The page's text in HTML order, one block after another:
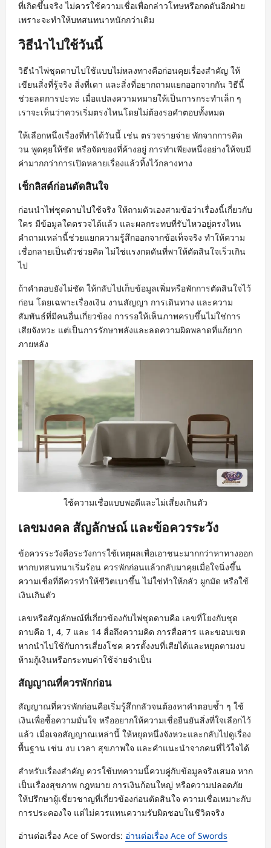
ที่เกิดขึ้นจริง ไม่ควรใช้ความเชื่อเพื่อกล่าวโทษหรือกดดันอีกฝ่าย
เพราะจะทำให้บทสนทนาหนักกว่าเดิม
วิธีนำไปใช้วันนี้
วิธีนำไพ่ชุดดาบไปใช้แบบไม่หลงทางคือก่อนคุยเรื่องสำคัญ ให้
เขียนสิ่งที่รู้จริง สิ่งที่เดา และสิ่งที่อยากถามแยกออกจากกัน วิธีนี้
ช่วยลดการปะทะ เมื่อแปลงความหมายให้เป็นการกระทำเล็ก ๆ
เราจะเห็นว่าควรเริ่มตรงไหนโดยไม่ต้องรอคำตอบทั้งหมด
ให้เลือกหนึ่งเรื่องที่ทำได้วันนี้ เช่น ตรวจรายจ่าย พักจากการคิด
วน พูดคุยให้ชัด หรือจัดของที่ค้างอยู่ การทำเพียงหนึ่งอย่างให้จบมี
ค่ามากกว่าการเปิดหลายเรื่องแล้วทิ้งไว้กลางทาง
เช็กลิสต์ก่อนตัดสินใจ
ก่อนนำไพ่ชุดดาบไปใช้จริง ให้ถามตัวเองสามข้อว่าเรื่องนี้เกี่ยวกับ
ใคร มีข้อมูลใดตรวจได้แล้ว และผลกระทบที่รับไหวอยู่ตรงไหน
คำถามเหล่านี้ช่วยแยกความรู้สึกออกจากข้อเท็จจริง ทำให้ความ
เชื่อกลายเป็นตัวช่วยคิด ไม่ใช่แรงกดดันที่พาให้ตัดสินใจเร็วเกิน
ไป
ถ้าคำตอบยังไม่ชัด ให้กลับไปเก็บข้อมูลเพิ่มหรือพักการตัดสินใจไว้
ก่อน โดยเฉพาะเรื่องเงิน งานสัญญา การเดินทาง และความ
สัมพันธ์ที่มีคนอื่นเกี่ยวข้อง การรอให้เห็นภาพครบขึ้นไม่ใช่การ
เสียจังหวะ แต่เป็นการรักษาพลังและลดความผิดพลาดที่แก้ยาก
ภายหลัง
ใช้ความเชื่อแบบพอดีและไม่เสี่ยงเกินตัว
เลขมงคล สัญลักษณ์ และข้อควรระวัง
ข้อควรระวังคือระวังการใช้เหตุผลเพื่อเอาชนะมากกว่าหาทางออก
หากบทสนทนาเริ่มร้อน ควรพักก่อนแล้วกลับมาคุยเมื่อใจนิ่งขึ้น
ความเชื่อที่ดีควรทำให้ชีวิตเบาขึ้น ไม่ใช่ทำให้กลัว ผูกมัด หรือใช้
เงินเกินตัว
เลขหรือสัญลักษณ์ที่เกี่ยวข้องกับไพ่ชุดดาบคือ เลขที่โยงกับชุด
ดาบคือ 1, 4, 7 และ 14 สื่อถึงความคิด การสื่อสาร และขอบเขต
หากนำไปใช้กับการเสี่ยงโชค ควรตั้งงบที่เสียได้และหยุดตามงบ
ห้ามกู้เงินหรือกระทบค่าใช้จ่ายจำเป็น
สัญญาณที่ควรพักก่อน
สัญญาณที่ควรพักก่อนคือเริ่มรู้สึกกลัวจนต้องหาคำตอบซ้ำ ๆ ใช้
เงินเพื่อซื้อความมั่นใจ หรืออยากให้ความเชื่อยืนยันสิ่งที่ใจเลือกไว้
แล้ว เมื่อเจอสัญญาณเหล่านี้ ให้หยุดหนึ่งจังหวะและกลับไปดูเรื่อง
พื้นฐาน เช่น งบ เวลา สุขภาพใจ และคำแนะนำจากคนที่ไว้ใจได้
สำหรับเรื่องสำคัญ ควรใช้บทความนี้ควบคู่กับข้อมูลจริงเสมอ หาก
เป็นเรื่องสุขภาพ กฎหมาย การเงินก้อนใหญ่ หรือความปลอดภัย
ให้ปรึกษาผู้เชี่ยวชาญที่เกี่ยวข้องก่อนตัดสินใจ ความเชื่อเหมาะกับ
การประคองใจ แต่ไม่ควรแทนความรับผิดชอบในชีวิตจริง
อ่านต่อเรื่อง Ace of Swords: อ่านต่อเรื่อง Ace of Swords